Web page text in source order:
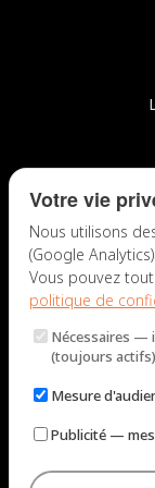
Votre vie
Nous utilisons
(Google
Vous pouvez
politique de
Nécessaires —
(toujours
Mesure
Publicité —